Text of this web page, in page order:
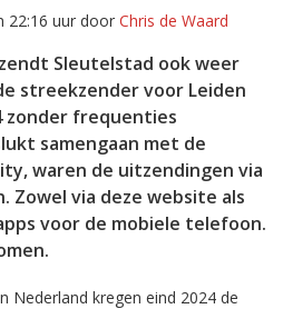
22:16 uur door Chris de Waard
Sleutelstad ook weer
streekzender voor Leiden
zonder frequenties
samengaan met de
waren de uitzendingen via
via deze website als
voor de mobiele telefoon.
Nederland kregen eind 2024 de